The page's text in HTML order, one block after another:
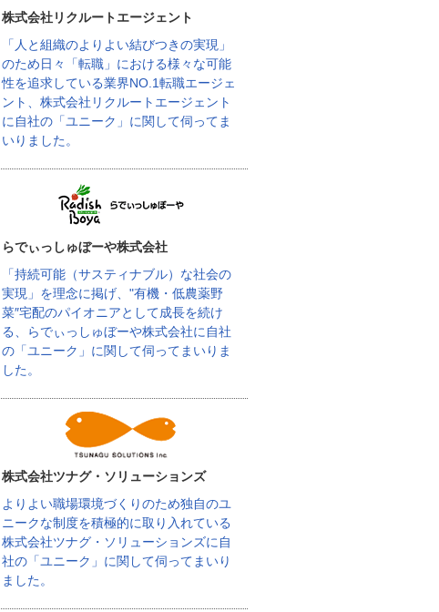
株式会社リクルートエージェント
「人と組織のよりよい結びつきの実現」
のため日々「転職」における様々な可能
性を追求している業界NO.1転職エージェ
ント、株式会社リクルートエージェント
に自社の「ユニーク」に関して伺ってま
いりました。
らでぃっしゅぼーや株式会社
「持続可能（サスティナブル）な社会の
実現」を理念に掲げ、"有機・低農薬野
菜″宅配のパイオニアとして成長を続け
る、らでぃっしゅぼーや株式会社に自社
の「ユニーク」に関して伺ってまいりま
した。
株式会社ツナグ・ソリューションズ
よりよい職場環境づくりのため独自のユ
ニークな制度を積極的に取り入れている
株式会社ツナグ・ソリューションズに自
社の「ユニーク」に関して伺ってまいり
ました。